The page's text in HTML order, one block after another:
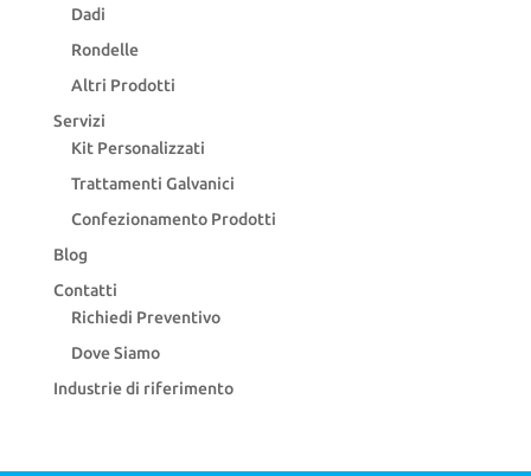
Dadi
Rondelle
Altri Prodotti
Servizi
Kit Personalizzati
Trattamenti Galvanici
Confezionamento Prodotti
Blog
Contatti
Richiedi Preventivo
Dove Siamo
Industrie di riferimento